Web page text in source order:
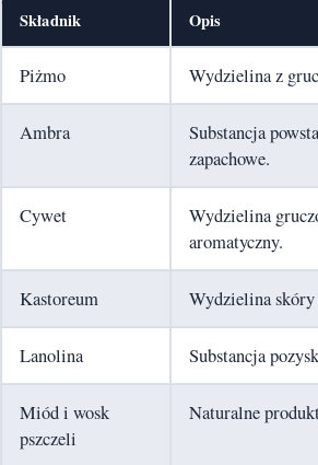
Składnik Opis
Piżmo Wydzielina z
Ambra
Substancja
zapachowe.
Cywet
Wydzielina
aromatyczny.
Kastoreum Wydzielina skóry
Lanolina Substancja
Miód i wosk
pszczeli
Naturalne